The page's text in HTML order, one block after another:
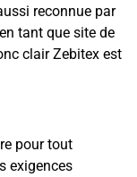
reconnue par
tant que site de
clair Zebitex est
pour tout
exigences